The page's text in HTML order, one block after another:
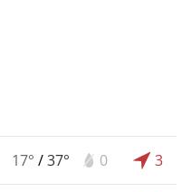
17° /37° 0 3